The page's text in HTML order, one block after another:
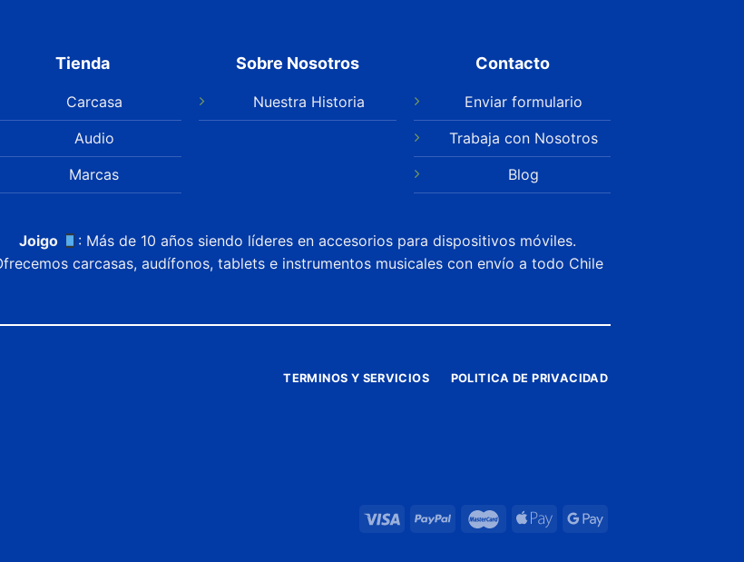
Tienda
Carcasa
Audio
Marcas
Sobre Nosotros
Nuestra Historia
Contacto
Enviar formulario
Trabaja con Nosotros
Blog
Joigo
: Más de 10 años siendo líderes en accesorios para dispositivos móviles.
carcasas, audífonos, tablets e instrumentos musicales con envío a todo Chile
TERMINOS Y SERVICIOS POLITICA DE PRIVACIDAD